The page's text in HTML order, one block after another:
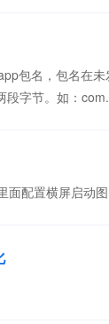
包名，包名在
字节。如：
面配置横屏启动